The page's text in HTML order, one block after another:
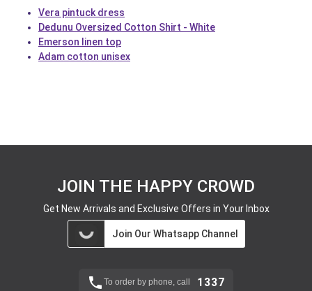
Vera pintuck dress
Dedunu Oversized Cotton Shirt - White
Emerson linen top
Adam cotton unisex
JOIN THE HAPPY CROWD
Get New Arrivals and Exclusive Offers in Your Inbox
Join Our Whatsapp Channel
To order by phone, call 1337